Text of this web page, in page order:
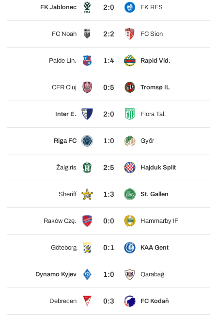
FK Jablonec 2:0 FK RFS
FC Noah 2:2 FC Sion
Paide Lin. 1:4 Rapid Víd.
CFR Cluj 0:5 Tromsø IL
Inter E. 2:0 Flora Tal.
Riga FC 1:0 Győr
Žalgiris 2:5 Hajduk Split
Sheriff 1:3 St. Gallen
Raków Czę. 0:0 Hammarby IF
Göteborg 0:1 KAA Gent
Dynamo Kyjev 1:0 Qarabağ
Debrecen 0:3 FC Kodaň